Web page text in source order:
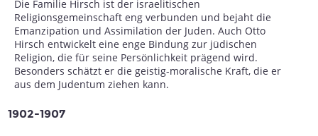
Die Familie Hirsch ist der israelitischen
Religionsgemeinschaft eng verbunden und bejaht die
Emanzipation und Assimilation der Juden. Auch Otto
Hirsch entwickelt eine enge Bindung zur jüdischen
Religion, die für seine Persönlichkeit prägend wird.
Besonders schätzt er die geistig-moralische Kraft, die er
aus dem Judentum ziehen kann.
1902-1907